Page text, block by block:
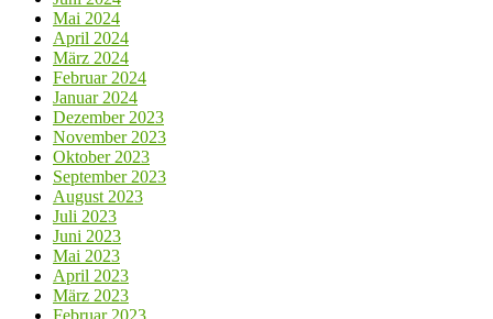
Mai 2024
April 2024
März 2024
Februar 2024
Januar 2024
Dezember 2023
November 2023
Oktober 2023
September 2023
August 2023
Juli 2023
Juni 2023
Mai 2023
April 2023
März 2023